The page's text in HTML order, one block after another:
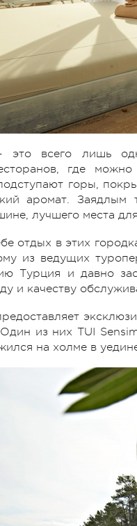
это всего лишь
где
горы,
аромат. Заядлым
лучшего места
отдых в этих
из ведущих
Турция и давно
и качеству
из них TUI
на холме в